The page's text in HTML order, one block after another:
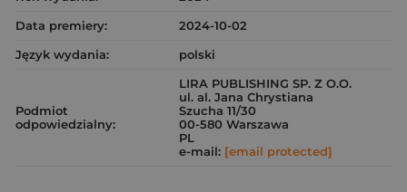
Data premiery:
2024-10-02
Język wydania:
polski
Podmiot
odpowiedzialny:
LIRA PUBLISHING SP. Z O.O.
ul. al. Jana Chrystiana
Szucha 11/30
00-580 Warszawa
PL
e-mail: [email protected]